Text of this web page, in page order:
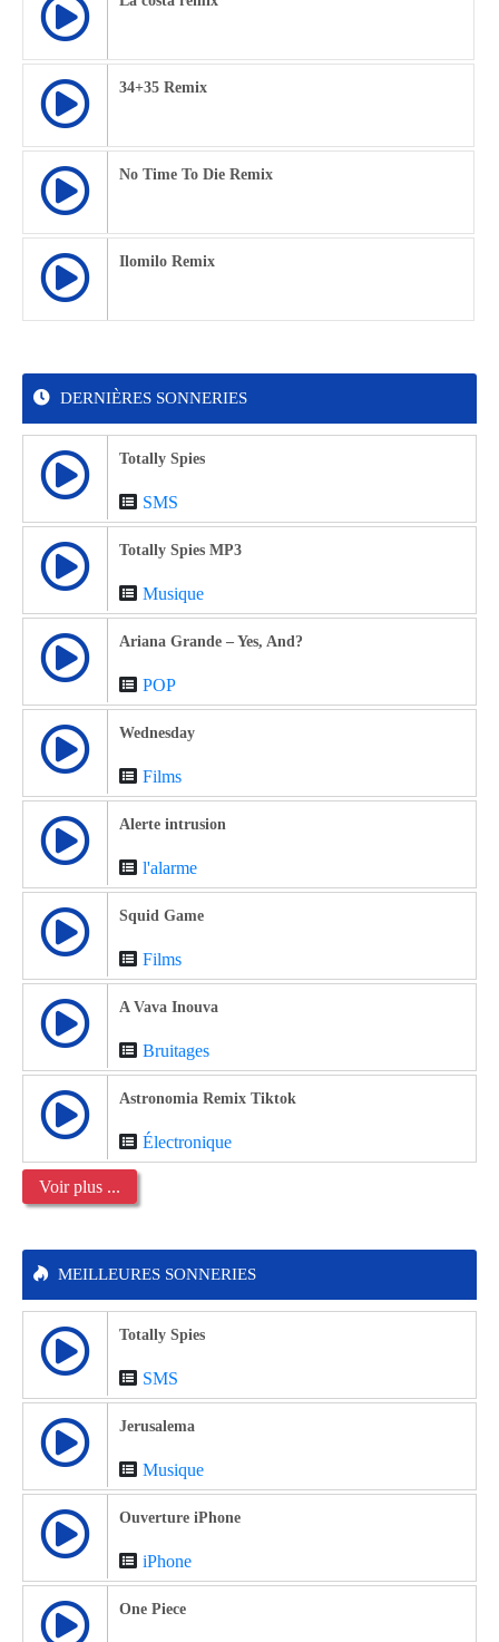
34+35 Remix
No Time To Die Remix
Ilomilo Remix
DERNIÈRES SONNERIES
Totally Spies
SMS
Totally Spies MP3
Musique
Ariana Grande – Yes, And?
POP
Wednesday
Films
Alerte intrusion
l'alarme
Squid Game
Films
A Vava Inouva
Bruitages
Astronomia Remix Tiktok
Électronique
Voir plus ...
MEILLEURES SONNERIES
Totally Spies
SMS
Jerusalema
Musique
Ouverture iPhone
iPhone
One Piece